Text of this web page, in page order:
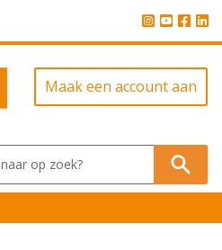
Maak een account aan